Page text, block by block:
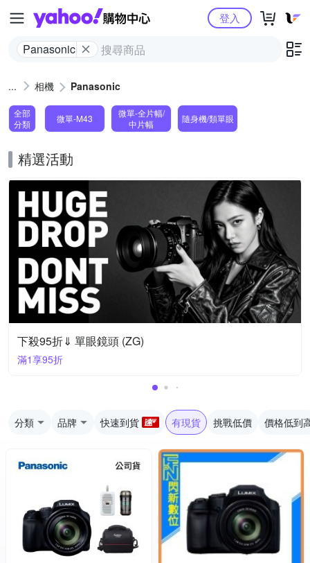
Yahoo購物中心
Panasonic
登入
相機 Panasonic
全部
分類
微單-M43
微單-全片幅/
中片幅
隨身機/類單眼
精選活動
下殺95折⇓ 單眼鏡頭 (ZG)
滿1享95折
分類 品牌 快速到貨 有現貨 挑戰低價 價格低到